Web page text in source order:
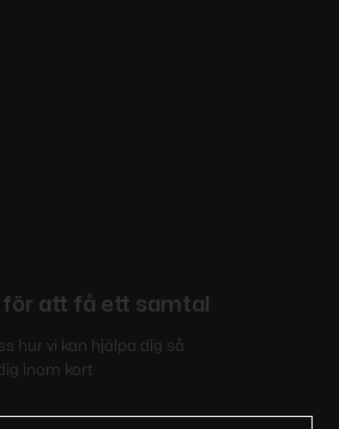
att få ett samtal
hur vi kan hjälpa dig så
inom kort